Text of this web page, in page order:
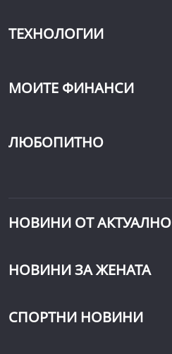
ТЕХНОЛОГИИ
МОИТЕ ФИНАНСИ
ЛЮБОПИТНО
НОВИНИ ОТ АКТУАЛНО
НОВИНИ ЗА ЖЕНАТА
СПОРТНИ НОВИНИ